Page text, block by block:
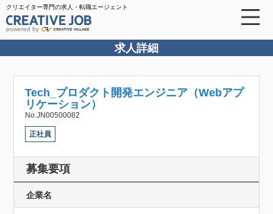
クリエイター専門の求人・転職エージェント
powered by
求人詳細
Tech_プロダクト開発エンジニア（Webアプ
リケーション）
No.JN00500082
正社員
募集要項
企業名